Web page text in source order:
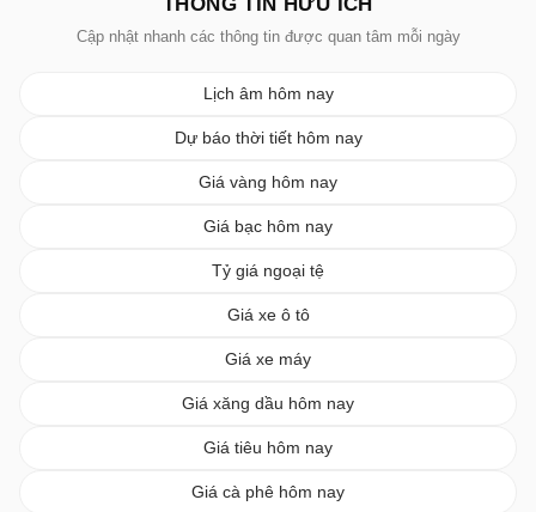
Cập nhật nhanh các thông tin được quan tâm mỗi ngày
Lịch âm hôm nay
Dự báo thời tiết hôm nay
Giá vàng hôm nay
Giá bạc hôm nay
Tỷ giá ngoại tệ
Giá xe ô tô
Giá xe máy
Giá xăng dầu hôm nay
Giá tiêu hôm nay
Giá cà phê hôm nay